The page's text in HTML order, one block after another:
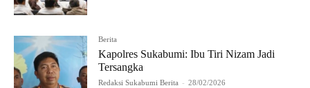
Berita
Kapolres Sukabumi: Ibu Tiri Nizam Jadi
Tersangka
Redaksi Sukabumi Berita - 28/02/2026